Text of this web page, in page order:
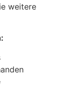
weitere